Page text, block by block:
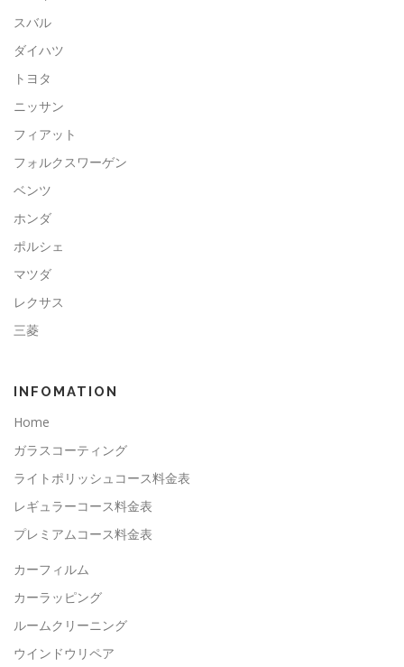
スバル
ダイハツ
トヨタ
ニッサン
フィアット
フォルクスワーゲン
ベンツ
ホンダ
ポルシェ
マツダ
レクサス
三菱
INFOMATION
Home
ガラスコーティング
ライトポリッシュコース料金表
レギュラーコース料金表
プレミアムコース料金表
カーフィルム
カーラッピング
ルームクリーニング
ウインドウリペア